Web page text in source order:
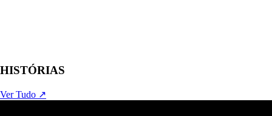
HISTÓRIAS
Ver Tudo ↗